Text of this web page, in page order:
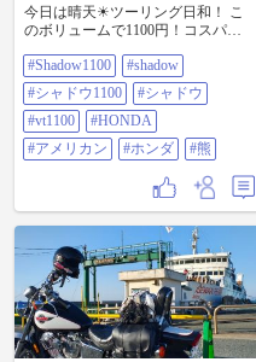
今日は晴天☀ツーリング日和！ こ
のボリュームで1100円！コスパ最
#shadow1100 #shadow #シャドウ
1100 #シャドウ #VT1100 #HONDA
#アメリカン #ホンダ #熊
#Shadow1100
#shadow
#シャドウ1100
#シャドウ
#vt1100
#HONDA
#アメリカン
#ホンダ #熊